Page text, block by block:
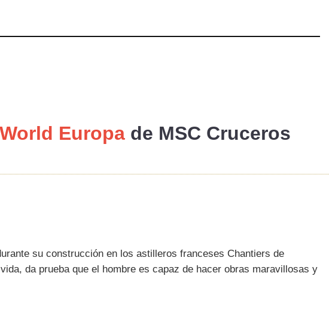
Europa de MSC Cruceros
su construcción en los astilleros franceses Chantiers de
da prueba que el hombre es capaz de hacer obras maravillosas y